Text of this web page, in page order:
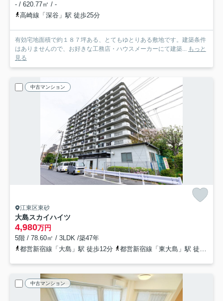
- / 620.77㎡ / -
高崎線「深谷」駅 徒歩25分
有効宅地面積で約１８７坪ある、とてもゆとりある敷地です。建築条件
はありませんので、お好きな工務店・ハウスメーカーにて建築... もっと
見る
中古マンション
江東区東砂
大島スカイハイツ
4,980万円
5階 / 78.60㎡ / 3LDK /築47年
都営新宿線「大島」駅 徒歩12分
都営新宿線「東大島」駅 徒歩16分
中古マンション